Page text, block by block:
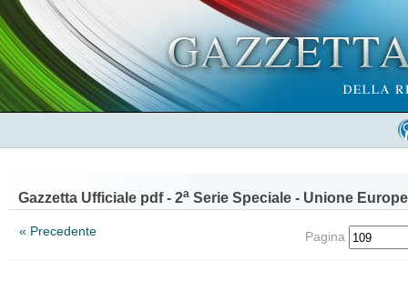
Gazzetta Ufficiale pdf - 2a Serie Speciale - Unione
« Precedente Pagina